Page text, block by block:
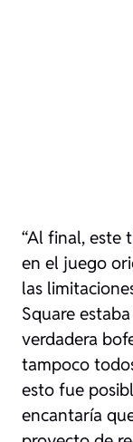
“Al final, este
en el juego
las
Square
verdadera
tampoco
esto fue
encantaría